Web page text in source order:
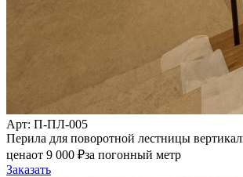
Арт: П-ПЛ-005
Перила для поворотной лестницы
ценаот 9 000 ₽за погонный метр
Заказать